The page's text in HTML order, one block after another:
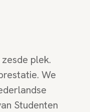
plek.
We
Studenten